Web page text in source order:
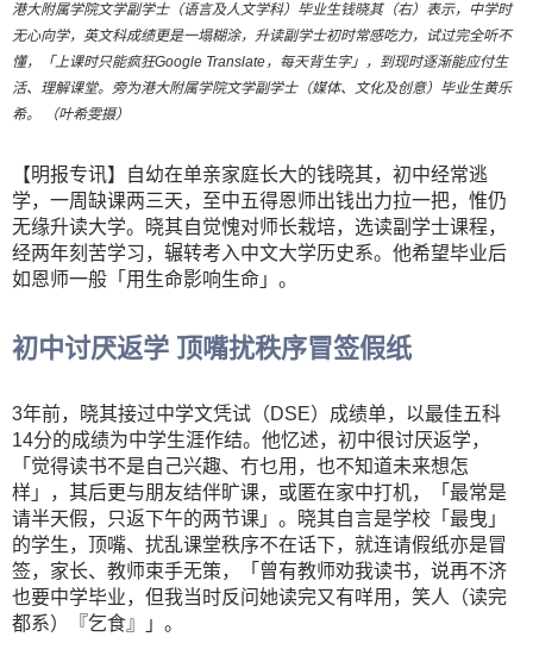
港大附属学院文学副学士（语言及人文学科）毕业生钱晓其（右）表示，中学时
无心向学，英文科成绩更是一塌糊涂，升读副学士初时常感吃力，试过完全听不
懂，「上课时只能疯狂Google Translate，每天背生字」，到现时逐渐能应付生
活、理解课堂。旁为港大附属学院文学副学士（媒体、文化及创意）毕业生黄乐
希。 （叶希雯摄）
【明报专讯】自幼在单亲家庭长大的钱晓其，初中经常逃
学，一周缺课两三天，至中五得恩师出钱出力拉一把，惟仍
无缘升读大学。晓其自觉愧对师长栽培，选读副学士课程，
经两年刻苦学习，辗转考入中文大学历史系。他希望毕业后
如恩师一般「用生命影响生命」。
初中讨厌返学 顶嘴扰秩序冒签假纸
3年前，晓其接过中学文凭试（DSE）成绩单，以最佳五科
14分的成绩为中学生涯作结。他忆述，初中很讨厌返学，
「觉得读书不是自己兴趣、冇乜用，也不知道未来想怎
样」，其后更与朋友结伴旷课，或匿在家中打机，「最常是
请半天假，只返下午的两节课」。晓其自言是学校「最曳」
的学生，顶嘴、扰乱课堂秩序不在话下，就连请假纸亦是冒
签，家长、教师束手无策，「曾有教师劝我读书，说再不济
也要中学毕业，但我当时反问她读完又有咩用，笑人（读完
都系）『乞食』」。